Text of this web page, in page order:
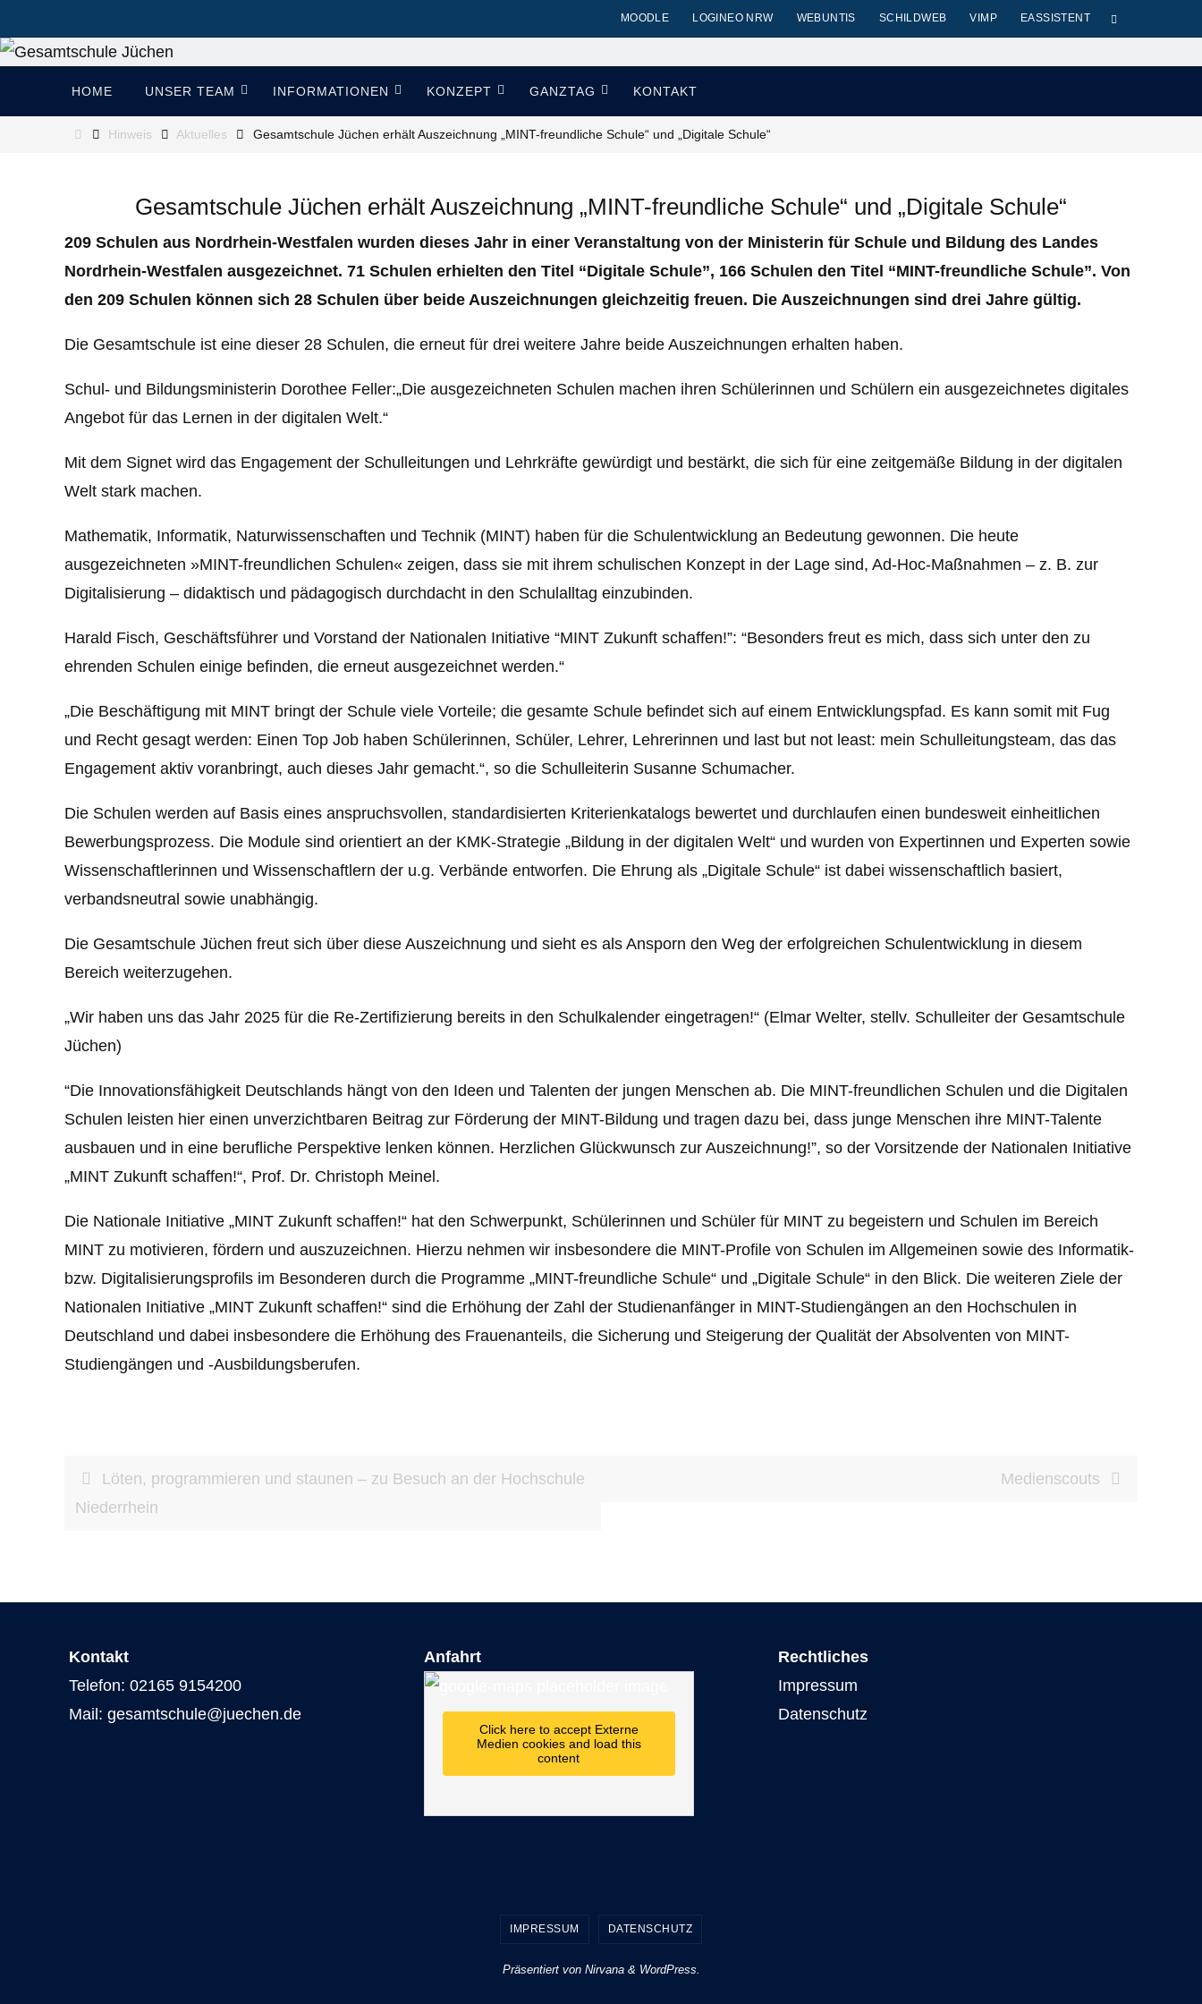
Inhalt
springen
MOODLE LOGINEO NRW WEBUNTIS SCHILDWEB VIMP EASSISTENT
springen
HOME UNSER TEAM INFORMATIONEN KONZEPT GANZTAG KONTAKT
StartHinweis Aktuelles Gesamtschule Jüchen erhält Auszeichnung „MINT-freundliche Schule“ und „Digitale Schule“
Gesamtschule Jüchen erhält Auszeichnung „MINT-freundliche Schule“ und „Digitale Schule“
209 Schulen aus Nordrhein-Westfalen wurden dieses Jahr in einer Veranstaltung von der Ministerin für Schule und Bildung des Landes
Nordrhein-Westfalen ausgezeichnet. 71 Schulen erhielten den Titel “Digitale Schule”, 166 Schulen den Titel “MINT-freundliche Schule”. Von
den 209 Schulen können sich 28 Schulen über beide Auszeichnungen gleichzeitig freuen. Die Auszeichnungen sind drei Jahre gültig.
Die Gesamtschule ist eine dieser 28 Schulen, die erneut für drei weitere Jahre beide Auszeichnungen erhalten haben.
Schul- und Bildungsministerin Dorothee Feller:„Die ausgezeichneten Schulen machen ihren Schülerinnen und Schülern ein ausgezeichnetes digitales
Angebot für das Lernen in der digitalen Welt.“
Mit dem Signet wird das Engagement der Schulleitungen und Lehrkräfte gewürdigt und bestärkt, die sich für eine zeitgemäße Bildung in der digitalen
Welt stark machen.
Mathematik, Informatik, Naturwissenschaften und Technik (MINT) haben für die Schulentwicklung an Bedeutung gewonnen. Die heute
ausgezeichneten »MINT-freundlichen Schulen« zeigen, dass sie mit ihrem schulischen Konzept in der Lage sind, Ad-Hoc-Maßnahmen – z. B. zur
Digitalisierung – didaktisch und pädagogisch durchdacht in den Schulalltag einzubinden.
Harald Fisch, Geschäftsführer und Vorstand der Nationalen Initiative “MINT Zukunft schaffen!”: “Besonders freut es mich, dass sich unter den zu
ehrenden Schulen einige befinden, die erneut ausgezeichnet werden.“
„Die Beschäftigung mit MINT bringt der Schule viele Vorteile; die gesamte Schule befindet sich auf einem Entwicklungspfad. Es kann somit mit Fug
und Recht gesagt werden: Einen Top Job haben Schülerinnen, Schüler, Lehrer, Lehrerinnen und last but not least: mein Schulleitungsteam, das das
Engagement aktiv voranbringt, auch dieses Jahr gemacht.“, so die Schulleiterin Susanne Schumacher.
Die Schulen werden auf Basis eines anspruchsvollen, standardisierten Kriterienkatalogs bewertet und durchlaufen einen bundesweit einheitlichen
Bewerbungsprozess. Die Module sind orientiert an der KMK-Strategie „Bildung in der digitalen Welt“ und wurden von Expertinnen und Experten sowie
Wissenschaftlerinnen und Wissenschaftlern der u.g. Verbände entworfen. Die Ehrung als „Digitale Schule“ ist dabei wissenschaftlich basiert,
verbandsneutral sowie unabhängig.
Die Gesamtschule Jüchen freut sich über diese Auszeichnung und sieht es als Ansporn den Weg der erfolgreichen Schulentwicklung in diesem
Bereich weiterzugehen.
„Wir haben uns das Jahr 2025 für die Re-Zertifizierung bereits in den Schulkalender eingetragen!“ (Elmar Welter, stellv. Schulleiter der Gesamtschule
Jüchen)
“Die Innovationsfähigkeit Deutschlands hängt von den Ideen und Talenten der jungen Menschen ab. Die MINT-freundlichen Schulen und die Digitalen
Schulen leisten hier einen unverzichtbaren Beitrag zur Förderung der MINT-Bildung und tragen dazu bei, dass junge Menschen ihre MINT-Talente
ausbauen und in eine berufliche Perspektive lenken können. Herzlichen Glückwunsch zur Auszeichnung!”, so der Vorsitzende der Nationalen Initiative
„MINT Zukunft schaffen!“, Prof. Dr. Christoph Meinel.
Die Nationale Initiative „MINT Zukunft schaffen!“ hat den Schwerpunkt, Schülerinnen und Schüler für MINT zu begeistern und Schulen im Bereich
MINT zu motivieren, fördern und auszuzeichnen. Hierzu nehmen wir insbesondere die MINT-Profile von Schulen im Allgemeinen sowie des Informatik-
bzw. Digitalisierungsprofils im Besonderen durch die Programme „MINT-freundliche Schule“ und „Digitale Schule“ in den Blick. Die weiteren Ziele der
Nationalen Initiative „MINT Zukunft schaffen!“ sind die Erhöhung der Zahl der Studienanfänger in MINT-Studiengängen an den Hochschulen in
Deutschland und dabei insbesondere die Erhöhung des Frauenanteils, die Sicherung und Steigerung der Qualität der Absolventen von MINT-
Studiengängen und -Ausbildungsberufen.
Löten, programmieren und staunen – zu Besuch an der Hochschule
Niederrhein
Medienscouts
Kontakt
Telefon: 02165 9154200
Mail: gesamtschule@juechen.de
Anfahrt
Click here to accept Externe
Medien cookies and load this
content
Rechtliches
Impressum
Datenschutz
IMPRESSUM DATENSCHUTZ
Präsentiert von Nirvana& WordPress.